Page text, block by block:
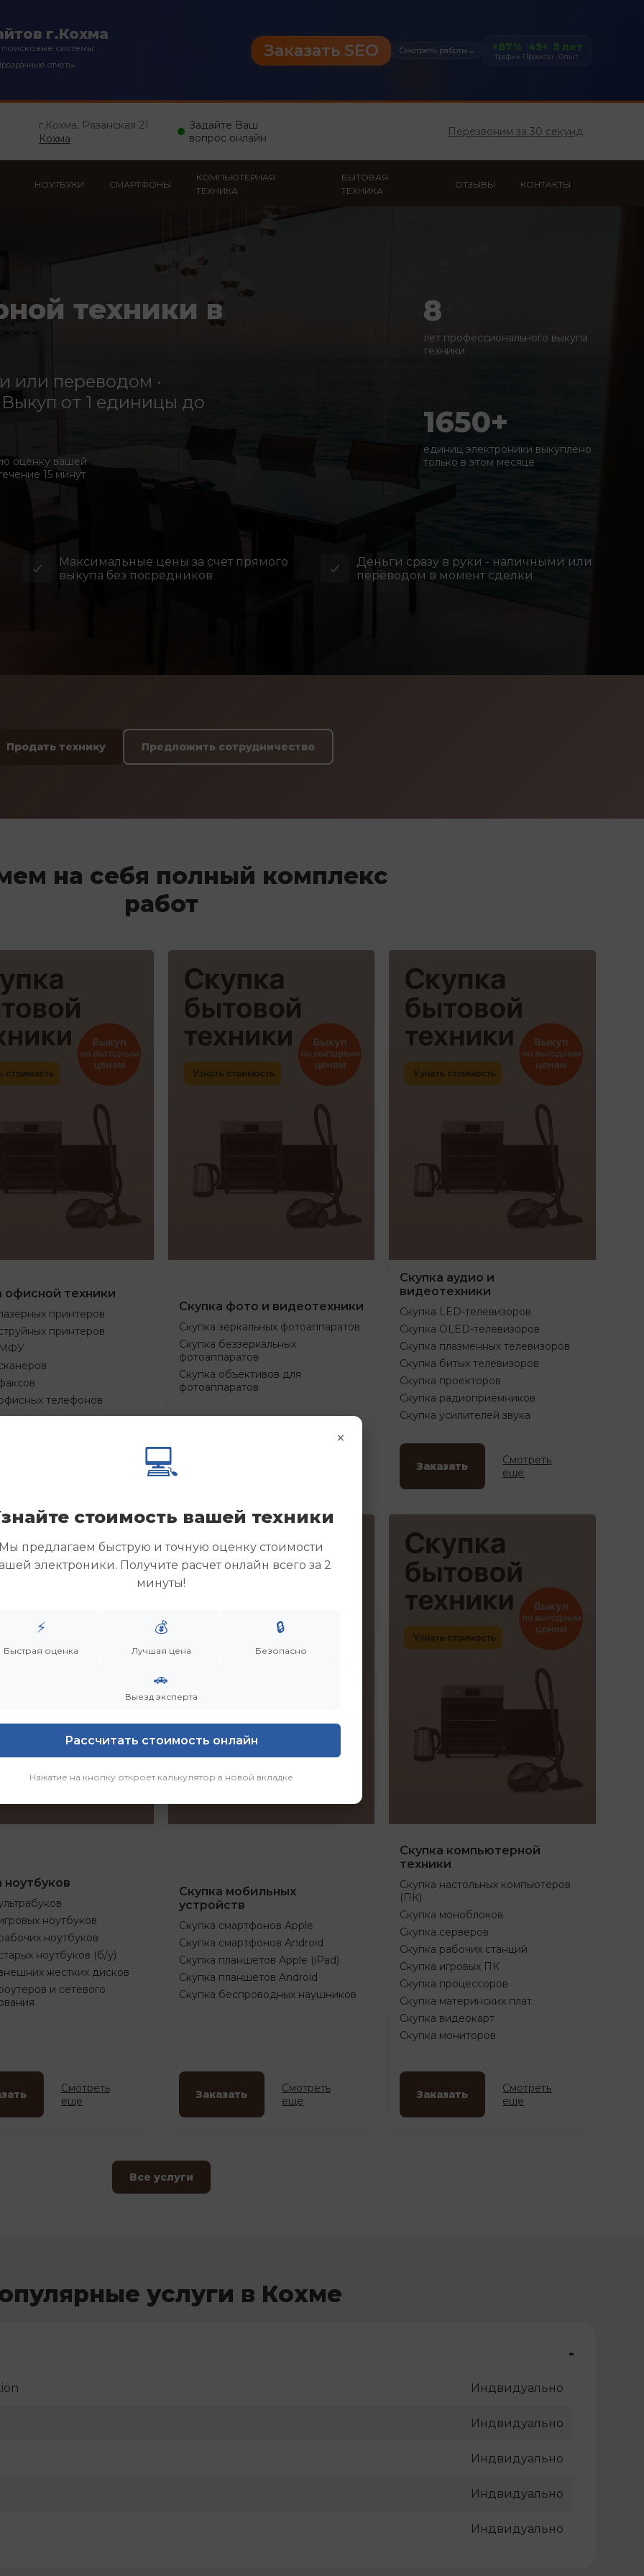
г.Кохма
системы
отчеты
Заказать SEO Смотреть работы → +87%
Трафик
45+
Проекты
5 лет
Опыт
г.Кохма, Рязанская 21
Кохма
Задайте Ваш
вопрос онлайн
Перезвоним за 30 секунд
НОУТБУКИ СМАРТФОНЫ
КОМПЬЮТЕРНАЯ
ТЕХНИКА
БЫТОВАЯ
ТЕХНИКА
ОТЗЫВЫ КОНТАКТЫ
техники в
или переводом ·
от 1 единицы до
оценку вашей
15 минут
8
лет профессионального выкупа
техники
1650+
единиц электроники выкуплено
только в этом месяце
Максимальные цены за счет прямого
выкупа без посредников
Деньги сразу в руки - наличными или
переводом в момент сделки
Продать технику Предложить сотрудничество
на себя полный комплекс
работ
офисной техники
принтеров
принтеров
МФУ
телефонов
Скупка фото и видеотехники
Скупка зеркальных фотоаппаратов
Скупка беззеркальных
фотоаппаратов
Скупка объективов для
фотоаппаратов
Скупка аудио и
видеотехники
Скупка LED-телевизоров
Скупка OLED-телевизоров
Скупка плазменных телевизоров
Скупка битых телевизоров
Скупка проекторов
Скупка радиоприёмников
Скупка усилителей звука
Заказать
Смотреть
еще
ноутбуков
ноутбуков
ноутбуков
ноутбуков (б/у)
жестких дисков
и сетевого
Смотреть
еще
Скупка мобильных
устройств
Скупка смартфонов Apple
Скупка смартфонов Android
Скупка планшетов Apple (iPad)
Скупка планшетов Android
Скупка беспроводных наушников
Заказать
Смотреть
еще
Скупка компьютерной
техники
Скупка настольных компьютеров
(ПК)
Скупка моноблоков
Скупка серверов
Скупка рабочих станций
Скупка игровых ПК
Скупка процессоров
Скупка материнских плат
Скупка видеокарт
Скупка мониторов
Заказать
Смотреть
еще
Все услуги
услуги в Кохме
-
Индвидуально
Индвидуально
Индвидуально
Индвидуально
Индвидуально
×
💻
стоимость вашей техники
предлагаем быструю и точную оценку стоимости
электроники. Получите расчет онлайн всего за 2
минуты!
⚡
Быстрая оценка
💰
Лучшая цена
🔒
Безопасно
🚗
Выезд эксперта
Рассчитать стоимость онлайн
Нажатие на кнопку откроет калькулятор в новой вкладке